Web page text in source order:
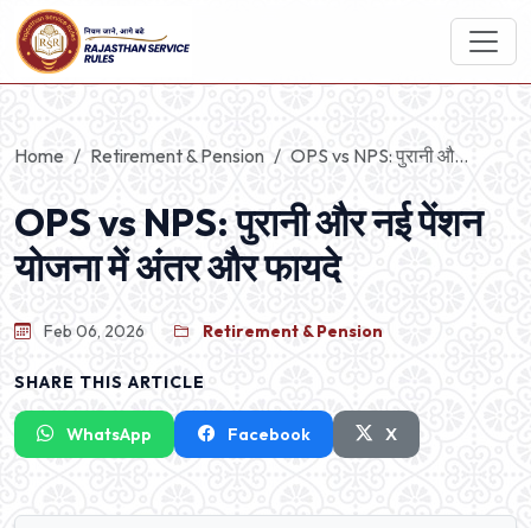
Home Retirement & Pension OPS vs NPS: पुरानी औ...
OPS vs NPS: पुरानी और नई पेंशन
योजना में अंतर और फायदे
Feb 06, 2026 Retirement & Pension
SHARE THIS ARTICLE
WhatsApp Facebook X